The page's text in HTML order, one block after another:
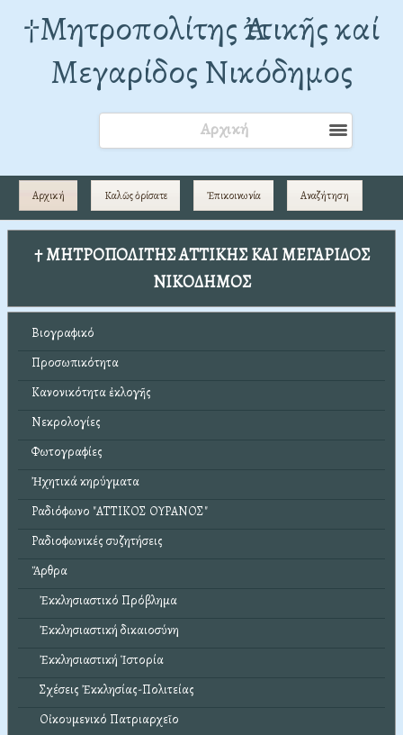
†Mητροπολίτης Ἀττικῆς καί
Μεγαρίδος Νικόδημος
Αρχική
Αρχική Καλῶς ὁρίσατε Ἐπικοινωνία Αναζήτηση
† ΜΗΤΡΟΠΟΛΙΤΗΣ ΑΤΤΙΚΗΣ ΚΑΙ ΜΕΓΑΡΙΔΟΣ
ΝΙΚΟΔΗΜΟΣ
Βιογραφικό
Προσωπικότητα
Κανονικότητα ἐκλογῆς
Νεκρολογίες
Φωτογραφίες
Ἠχητικά κηρύγματα
Ραδιόφωνο "ΑΤΤΙΚΟΣ ΟΥΡΑΝΟΣ"
Ραδιοφωνικές συζητήσεις
Ἄρθρα
Ἐκκλησιαστικό Πρόβλημα
Ἐκκλησιαστική δικαιοσύνη
Ἐκκλησιαστική Ἱστορία
Σχέσεις Ἐκκλησίας-Πολιτείας
Οἰκουμενικό Πατριαρχεῖο